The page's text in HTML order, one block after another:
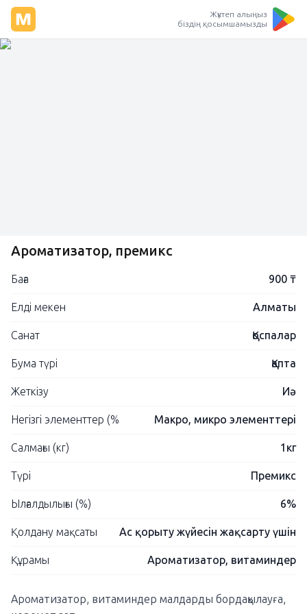
Жүктеп алыңыз
біздің қосымшамызды
Ароматизатор, премикс
Баға 900 ₸
Елді мекен Алматы
Санат Қоспалар
Бума түрі Қапта
Жеткізу Иә
Негізгі элементтер (% Макро, микро элементтері
Салмағы (кг) 1кг
Түрі Премикс
Ылғалдылығы (%) 6%
Қолдану мақсаты Ас қорыту жүйесін жақсарту үшін
Құрамы Ароматизатор, витаминдер
Ароматизатор, витаминдер малдарды бордақылауға,